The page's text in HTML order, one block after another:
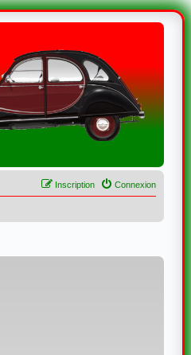
Connexion
Inscription